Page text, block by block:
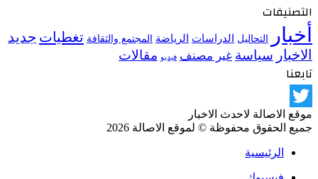
التصنيفات
أخبار التحاليل الدراسات الرياضة المجتمع والثقافة تغطيات جديد
الاخبار سياسة غير مصنف فيديو مقالات
تابعنا
Twitter
موقع الاصالة لاحدث الاخبار
جميع الحقوق محفوظة © لموقع الاصالة 2026
الرئيسية